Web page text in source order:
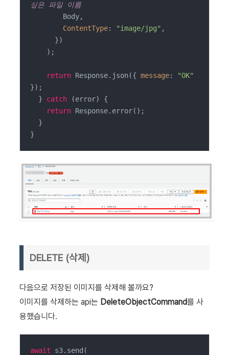
싶은 파일 이름
ContentType: "image/jpg" ,
return Response.json({ message:
"OK"
});
  }
catch (error) {
return Response.error();
}
DELETE (삭제)
다음으로 저장된 이미지를 삭제해 볼까요?
이미지를 삭제하는 api는 DeleteObjectCommand를 사
용했습니다.
await s3.send(